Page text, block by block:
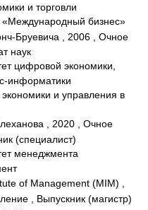
и торговли
бизнес»
Бруевича , 2006 , Очное
наук
цифровой экономики,
информатики
и управления в
, 2020 , Очное
(специалист)
менеджмента
of Management (MIM) ,
, Выпускник (магистр)